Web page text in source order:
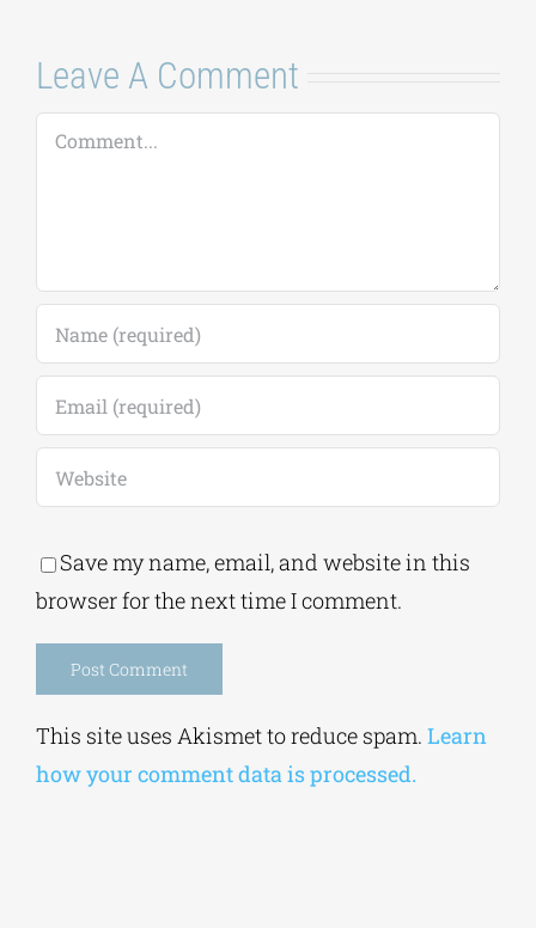
Leave A Comment
Comment
Save my name, email, and website in this
browser for the next time I comment.
Alternative:
This site uses Akismet to reduce spam. Learn
how your comment data is processed.